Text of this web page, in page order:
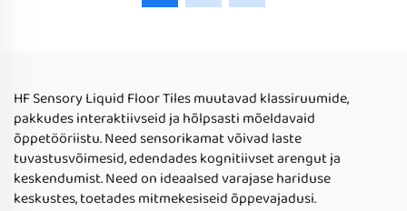
lastemängumat Lasted
Mängule Hariduslik
HF Sensory Liquid Floor Tiles muutavad klassiruumide,
pakkudes interaktiivseid ja hõlpsasti mõeldavaid
õppetööriistu. Need sensorikamat võivad laste
tuvastusvõimesid, edendades kognitiivset arengut ja
keskendumist. Need on ideaalsed varajase hariduse
keskustes, toetades mitmekesiseid õppevajadusi.